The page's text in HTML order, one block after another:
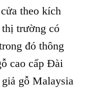
theo kích
trường có
đó thông
cao cấp Đài
gỗ Malaysia